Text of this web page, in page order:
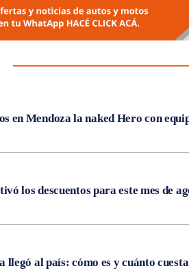
en Mendoza la naked Hero con
los descuentos para este mes de
llegó al país: cómo es y cuánto cuesta